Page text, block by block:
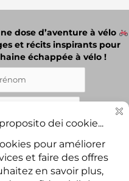
dose d’aventure à vélo
et récits inspirants pour
échappée à vélo !
et les conditions.